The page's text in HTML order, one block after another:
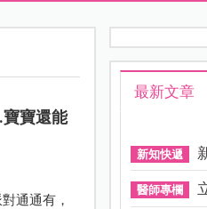
寶還能
通通有，
最新文章
新知快遞
醫師專欄